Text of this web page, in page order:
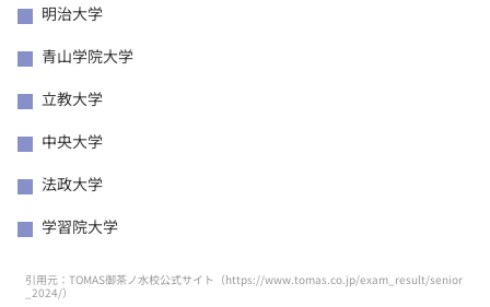
明治大学
青山学院大学
立教大学
中央大学
法政大学
学習院大学
引用元：TOMAS御茶ノ水校公式サイト（https://www.tomas.co.jp/exam_result/senior
_2024/）